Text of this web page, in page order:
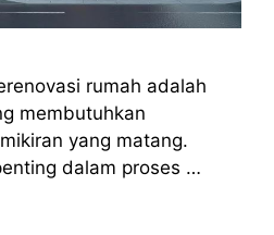
rumah adalah
membutuhkan
yang matang.
dalam proses …